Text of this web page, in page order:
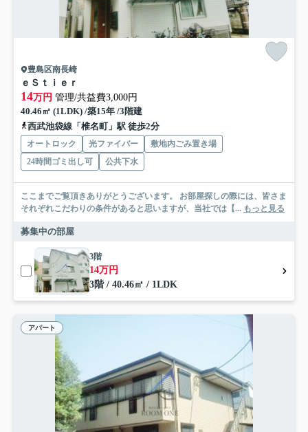
豊島区南長崎
ｅＳｔｉｅｒ
14万円 管理/共益費3,000円
40.46㎡ (1LDK) /築15年 /3階建
西武池袋線「椎名町」駅 徒歩2分
オートロック 光ファイバー
敷地内ごみ置き場
24時間ゴミ出し可
公共下水
ここまでご覧頂きありがとうございます。 お部屋探しの際には、皆さま
それぞれこだわりの条件があると思いますが、当社では【... もっと見る
募集中の部屋
3階
14万円
3階 / 40.46㎡ / 1LDK
アパート